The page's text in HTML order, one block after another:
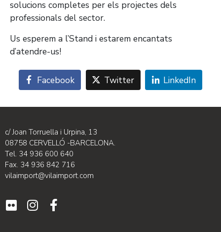
solucions completes per els projectes dels
professionals del sector.
Us esperem a l’Stand i estarem encantats
d’atendre-us!
Facebook Twitter LinkedIn
c/ Joan Torruella i Urpina, 13
08758 CERVELLÓ -BARCELONA.
Tel. 34 936 600 640
Fax. 34 936 842 716
vilaimport@vilaimport.com